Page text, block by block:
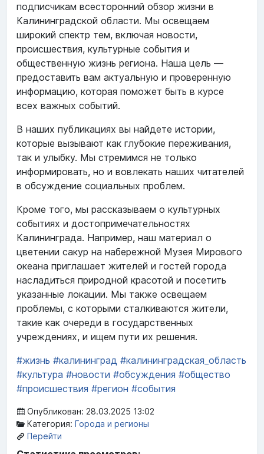
подписчикам всесторонний обзор жизни в
Калининградской области. Мы освещаем
широкий спектр тем, включая новости,
происшествия, культурные события и
общественную жизнь региона. Наша цель —
предоставить вам актуальную и проверенную
информацию, которая поможет быть в курсе
всех важных событий.
В наших публикациях вы найдете истории,
которые вызывают как глубокие переживания,
так и улыбку. Мы стремимся не только
информировать, но и вовлекать наших читателей
в обсуждение социальных проблем.
Кроме того, мы рассказываем о культурных
событиях и достопримечательностях
Калининграда. Например, наш материал о
цветении сакур на набережной Музея Мирового
океана приглашает жителей и гостей города
насладиться природной красотой и посетить
указанные локации. Мы также освещаем
проблемы, с которыми сталкиваются жители,
такие как очереди в государственных
учреждениях, и ищем пути их решения.
#жизнь #калининград #калининградская_область
#культура #новости #обсуждения #общество
#происшествия #регион #события
Опубликован: 28.03.2025 13:02
Категория: Города и регионы
Перейти